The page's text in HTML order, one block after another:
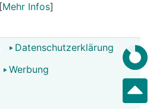
[Mehr Infos]
Datenschutzerklärung
Werbung